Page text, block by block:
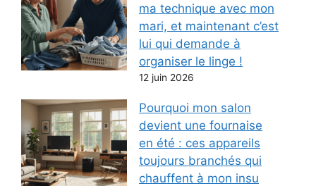
ma technique avec mon
mari, et maintenant c’est
lui qui demande à
organiser le linge !
12 juin 2026
Pourquoi mon salon
devient une fournaise
en été : ces appareils
toujours branchés qui
chauffent à mon insu